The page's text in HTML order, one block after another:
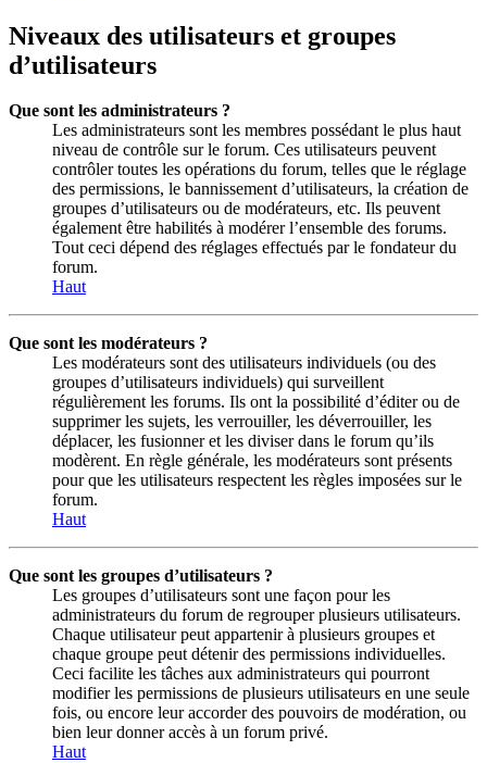
Niveaux des utilisateurs et groupes
d’utilisateurs
Que sont les administrateurs ?
Les administrateurs sont les membres possédant le plus haut
niveau de contrôle sur le forum. Ces utilisateurs peuvent
contrôler toutes les opérations du forum, telles que le réglage
des permissions, le bannissement d’utilisateurs, la création de
groupes d’utilisateurs ou de modérateurs, etc. Ils peuvent
également être habilités à modérer l’ensemble des forums.
Tout ceci dépend des réglages effectués par le fondateur du
forum.
Haut
Que sont les modérateurs ?
Les modérateurs sont des utilisateurs individuels (ou des
groupes d’utilisateurs individuels) qui surveillent
régulièrement les forums. Ils ont la possibilité d’éditer ou de
supprimer les sujets, les verrouiller, les déverrouiller, les
déplacer, les fusionner et les diviser dans le forum qu’ils
modèrent. En règle générale, les modérateurs sont présents
pour que les utilisateurs respectent les règles imposées sur le
forum.
Haut
Que sont les groupes d’utilisateurs ?
Les groupes d’utilisateurs sont une façon pour les
administrateurs du forum de regrouper plusieurs utilisateurs.
Chaque utilisateur peut appartenir à plusieurs groupes et
chaque groupe peut détenir des permissions individuelles.
Ceci facilite les tâches aux administrateurs qui pourront
modifier les permissions de plusieurs utilisateurs en une seule
fois, ou encore leur accorder des pouvoirs de modération, ou
bien leur donner accès à un forum privé.
Haut